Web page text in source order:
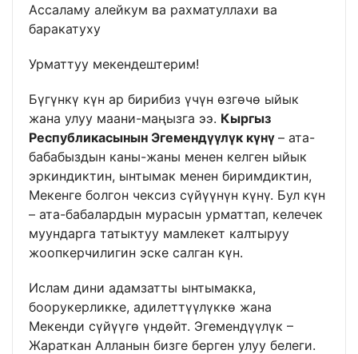
Ассаламу алейкум ва рахматуллахи ва
баракатуху
Урматтуу мекендештерим!
Бүгүнкү күн ар бирибиз үчүн өзгөчө ыйык
жана улуу маани-маңызга ээ. Кыргыз
Республикасынын Эгемендүүлүк күнү – ата-
бабабыздын каны-жаны менен келген ыйык
эркиндиктин, ынтымак менен биримдиктин,
Мекенге болгон чексиз сүйүүнүн күнү. Бул күн
– ата-бабалардын мурасын урматтап, келечек
муундарга татыктуу мамлекет калтыруу
жоопкерчилигин эске салган күн.
Ислам дини адамзатты ынтымакка,
боорукерликке, адилеттүүлүккө жана
Мекенди сүйүүгө үндөйт. Эгемендүүлүк –
Жараткан Алланын бизге берген улуу белеги.